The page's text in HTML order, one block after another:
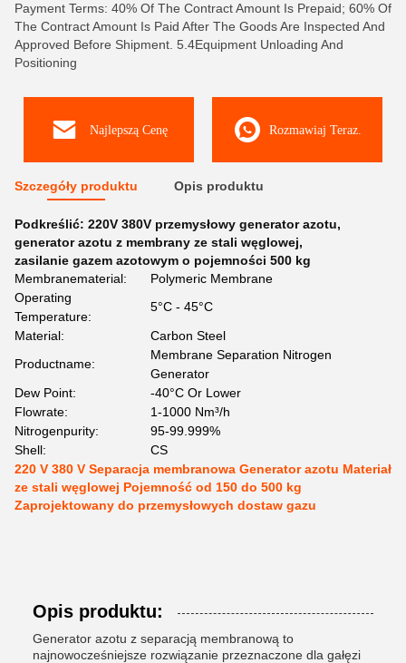
Payment Terms: 40% Of The Contract Amount Is Prepaid; 60% Of
The Contract Amount Is Paid After The Goods Are Inspected And
Approved Before Shipment. 5.4Equipment Unloading And
Positioning
Najlepszą Cenę Rozmawiaj Teraz.
Szczegóły produktu Opis produktu
Podkreślić: 220V 380V przemysłowy generator azotu,
generator azotu z membrany ze stali węglowej,
zasilanie gazem azotowym o pojemności 500 kg
Membranematerial:
Polymeric Membrane
Operating
Temperature:
5°C - 45°C
Material:
Carbon Steel
Productname:
Membrane Separation Nitrogen
Generator
Dew Point:
-40°C Or Lower
Flowrate:
1-1000 Nm³/h
Nitrogenpurity:
95-99.999%
Shell:
CS
220 V 380 V Separacja membranowa Generator azotu Materiał
ze stali węglowej Pojemność od 150 do 500 kg
Zaprojektowany do przemysłowych dostaw gazu
Opis produktu:
Generator azotu z separacją membranową to
najnowocześniejsze rozwiązanie przeznaczone dla gałęzi